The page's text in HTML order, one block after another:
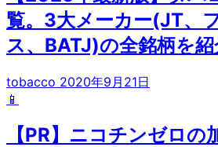
覧。3大メーカー(JT、
ス、BATJ)の全銘柄を紹
tobacco 2020年9月21日
📱
【PR】ニコチンゼロの